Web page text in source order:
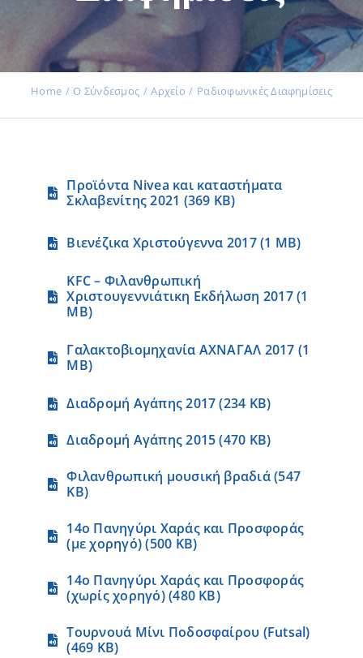
Εκδηλώσεις
Προϊόντα
Home Ο Σύνδεσμος Αρχείο Ραδιοφωνικές Διαφημίσεις
Προϊόντα Nivea και καταστήματα
Σκλαβενίτης 2021 (369 KB)
Βιενέζικα Χριστούγεννα 2017 (1 MB)
KFC – Φιλανθρωπική
Χριστουγεννιάτικη Εκδήλωση 2017 (1
MB)
Γαλακτοβιομηχανία ΑΧΝΑΓΑΛ 2017 (1
MB)
Διαδρομή Αγάπης 2017 (234 KB)
Διαδρομή Αγάπης 2015 (470 KB)
Φιλανθρωπική μουσική βραδιά (547
KB)
14ο Πανηγύρι Χαράς και Προσφοράς
(με χορηγό) (500 KB)
14ο Πανηγύρι Χαράς και Προσφοράς
(χωρίς χορηγό) (480 KB)
Τουρνουά Μίνι Ποδοσφαίρου (Futsal)
(469 KB)